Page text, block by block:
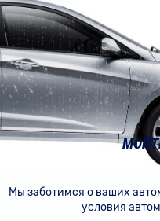
НА
Мы заботимся о ваших
условия